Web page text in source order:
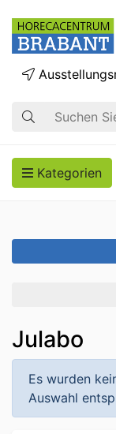
Suche
Kategorien
Julabo
Es wurden
Auswahl